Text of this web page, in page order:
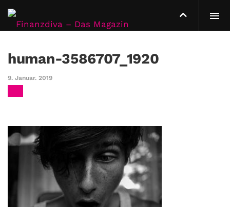
human-3586707_1920
9. Januar. 2019